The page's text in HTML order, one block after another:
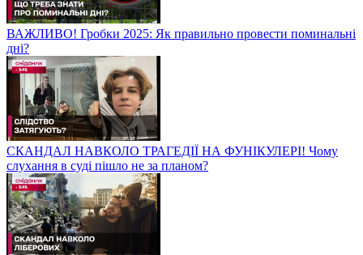
ВАЖЛИВО! Гробки 2025: Як правильно провести поминальні
дні?
СКАНДАЛ НАВКОЛО ТРАГЕДІЇ НА ФУНІКУЛЕРІ! Чому
слухання в суді пішло не за планом?